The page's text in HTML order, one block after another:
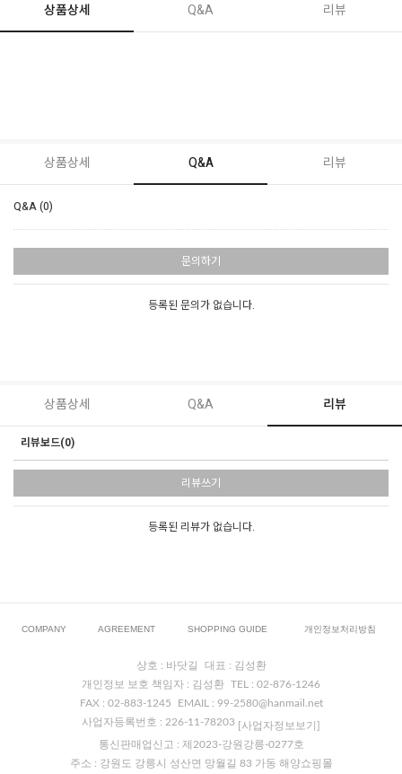
상품상세 Q&A 리뷰
상품상세 Q&A 리뷰
Q&A (0)
문의하기
등록된 문의가 없습니다.
상품상세 Q&A 리뷰
리뷰보드(0)
리뷰쓰기
등록된 리뷰가 없습니다.
COMPANY AGREEMENT SHOPPING GUIDE 개인정보처리방침
상호 : 바닷길
대표 : 김성환
개인정보 보호 책임자 : 김성환
TEL : 02-876-1246
FAX : 02-883-1245
EMAIL : 99-2580@hanmail.net
사업자등록번호 : 226-11-78203
[사업자정보보기]
통신판매업신고 : 제2023-강원강릉-0277호
주소 : 강원도 강릉시 성산면 망월길 83 가동 해양쇼핑몰